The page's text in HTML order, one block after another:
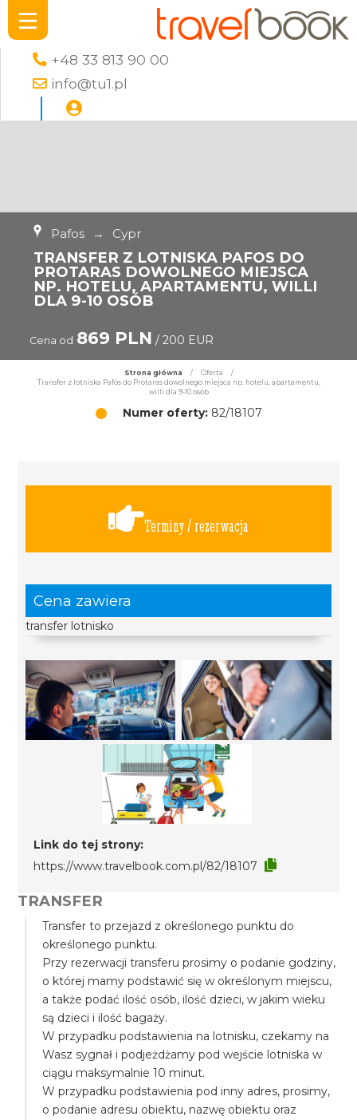
+48 33 813 90 00
info@tu1.pl
Pafos → Cypr
TRANSFER Z LOTNISKA PAFOS DO
PROTARAS DOWOLNEGO MIEJSCA
NP. HOTELU, APARTAMENTU, WILLI
DLA 9-10 OSÓB
Cena od 869 PLN / 200 EUR
Strona główna / Oferta
/
Transfer z lotniska Pafos do Protaras dowolnego miejsca np. hotelu, apartamentu,
willi dla 9-10 osób
Numer oferty:82/18107
Terminy / rezerwacja
Cena zawiera
transfer lotnisko
Link do tej strony:
https://www.travelbook.com.pl/82/18107
TRANSFER
Transfer to przejazd z określonego punktu do
określonego punktu.
Przy rezerwacji transferu prosimy o podanie godziny,
o której mamy podstawić się w określonym miejscu,
a także podać ilość osób, ilość dzieci, w jakim wieku
są dzieci i ilość bagaży.
W przypadku podstawienia na lotnisku, czekamy na
Wasz sygnał i podjeżdżamy pod wejście lotniska w
ciągu maksymalnie 10 minut.
W przypadku podstawienia pod inny adres, prosimy,
o podanie adresu obiektu, nazwę obiektu oraz